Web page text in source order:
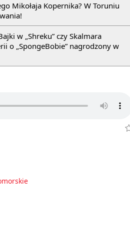
Mikołaja Kopernika? W Toruniu
w „Shreku” czy Skalmara
o „SpongeBobie” nagrodzony w